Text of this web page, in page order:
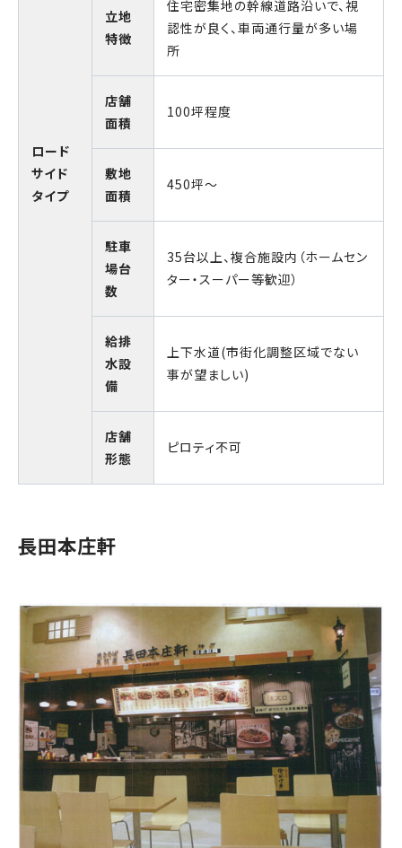
ロード
サイド
タイプ
立地
特徴
住宅密集地の幹線道路沿いで、視
認性が良く、車両通行量が多い場
所
店舗
面積
100坪程度
敷地
面積
450坪～
駐車
場台
数
35台以上、複合施設内（ホームセン
ター・スーパー等歓迎）
給排
水設
備
上下水道(市街化調整区域でない
事が望ましい)
店舗
形態
ピロティ不可
長田本庄軒